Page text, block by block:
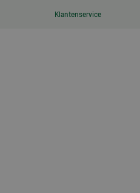
Klantenservice